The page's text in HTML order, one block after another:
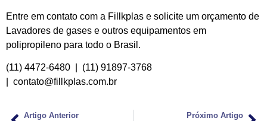
Entre em contato com a Fillkplas e solicite um orçamento de
Lavadores de gases e outros equipamentos em
polipropileno para todo o Brasil.
(11) 4472-6480 | (11) 91897-3768
| contato@fillkplas.com.br
Artigo Anterior Próximo Artigo